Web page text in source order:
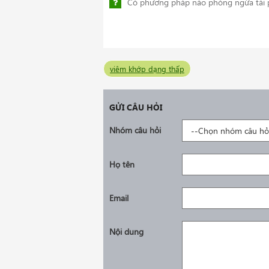
viêm khớp dạng thấp
GỬI CÂU HỎI
Nhóm câu hỏi
Họ tên
Email
Nội dung